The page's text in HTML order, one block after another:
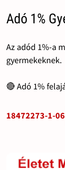
Adó 1%
Az adód 1%-a
gyermekeknek.
🔴 Adó 1%
18472273-1-06